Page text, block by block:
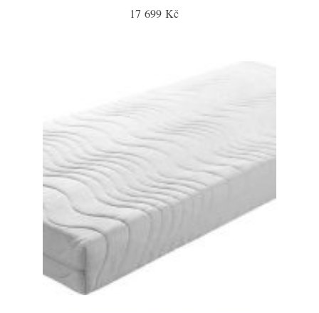
17 699 Kč